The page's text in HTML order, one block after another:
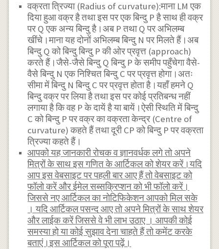
वक्रता त्रिज्या (Radius of curvature):माना LM एक
दिया हुआ वक्र है तथा इस पर एक बिन्दु P है साथ ही वक्र
पर Q एक अन्य बिन्दु है।अब P तथा Q पर अभिलम्ब
खींचे।माना यह दोनों अभिलम्ब बिन्दु N पर मिलते हैं।अब
बिन्दु Q को बिन्दु बिन्दु P की ओर प्रवृत्त (approach)
करते हैं।जैसे-जैसे बिन्दु Q बिन्दु P के समीप पहुँचेगा वैसे-
वैसे बिन्दु N एक निश्चित बिन्दु C पर प्रवृत्त होगा।अतः
सीमा में बिन्दु N बिन्दु C पर प्रवृत्त होता है।यहाँ हमने Q
बिन्दु वक्र पर लिया है तथा इस पर कोई प्रतिबन्ध नहीं
लगाया है कि वह P के दायें है या बायें।ऐसी स्थिति में बिन्दु
C को बिन्दु P पर वक्र का वक्रता केन्द्र (Centre of
curvature) कहते हैं तथा दूरी CP को बिन्दु P पर वक्रता
त्रिज्या कहते हैं।
आपको यह जानकारी रोचक व ज्ञानवर्धक लगे तो अपने
मित्रों के साथ इस गणित के आर्टिकल को शेयर करें।यदि
आप इस वेबसाइट पर पहली बार आए हैं तो वेबसाइट को
फॉलो करें और ईमेल सब्सक्रिप्शन को भी फॉलो करें।
जिससे नए आर्टिकल का नोटिफिकेशन आपको मिल सके
। यदि आर्टिकल पसन्द आए तो अपने मित्रों के साथ शेयर
और लाईक करें जिससे वे भी लाभ उठाए । आपकी कोई
समस्या हो या कोई सुझाव देना चाहते हैं तो कमेंट करके
बताएं।इस आर्टिकल को पूरा पढ़ें।